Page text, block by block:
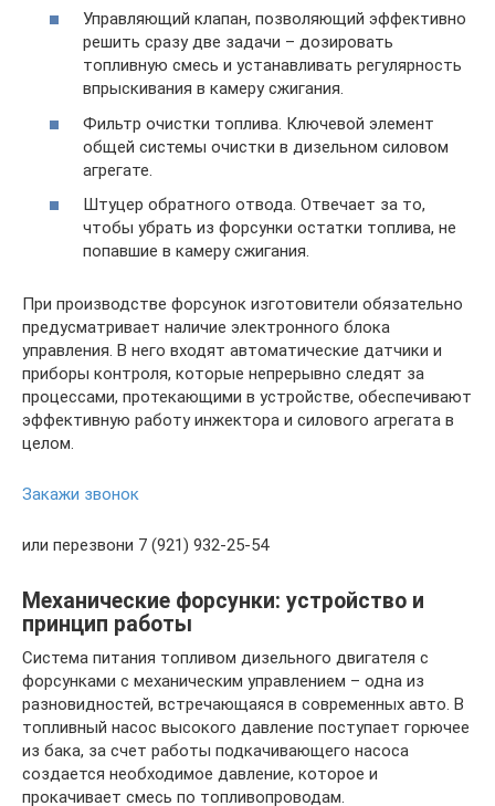
Управляющий клапан, позволяющий эффективно
решить сразу две задачи – дозировать
топливную смесь и устанавливать регулярность
впрыскивания в камеру сжигания.
Фильтр очистки топлива. Ключевой элемент
общей системы очистки в дизельном силовом
агрегате.
Штуцер обратного отвода. Отвечает за то,
чтобы убрать из форсунки остатки топлива, не
попавшие в камеру сжигания.
При производстве форсунок изготовители обязательно
предусматривает наличие электронного блока
управления. В него входят автоматические датчики и
приборы контроля, которые непрерывно следят за
процессами, протекающими в устройстве, обеспечивают
эффективную работу инжектора и силового агрегата в
целом.
Закажи звонок
или перезвони 7 (921) 932-25-54
Механические форсунки: устройство и
принцип работы
Система питания топливом дизельного двигателя с
форсунками с механическим управлением – одна из
разновидностей, встречающаяся в современных авто. В
топливный насос высокого давление поступает горючее
из бака, за счет работы подкачивающего насоса
создается необходимое давление, которое и
прокачивает смесь по топливопроводам.